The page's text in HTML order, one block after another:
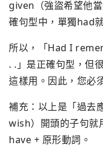
given（強盜希望他
確句型中，單獨had
所以，「Had I
. .」是正確句型，但
這樣用。因此，您必
補充：以上是「過去
wish）開頭的子句
have + 原形動詞。